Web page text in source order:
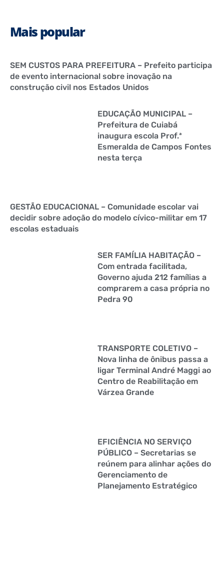
Mais popular
SEM CUSTOS PARA PREFEITURA – Prefeito participa
de evento internacional sobre inovação na
construção civil nos Estados Unidos
EDUCAÇÃO MUNICIPAL –
Prefeitura de Cuiabá
inaugura escola Prof.ª
Esmeralda de Campos Fontes
nesta terça
GESTÃO EDUCACIONAL – Comunidade escolar vai
decidir sobre adoção do modelo cívico-militar em 17
escolas estaduais
SER FAMÍLIA HABITAÇÃO –
Com entrada facilitada,
Governo ajuda 212 famílias a
comprarem a casa própria no
Pedra 90
TRANSPORTE COLETIVO –
Nova linha de ônibus passa a
ligar Terminal André Maggi ao
Centro de Reabilitação em
Várzea Grande
EFICIÊNCIA NO SERVIÇO
PÚBLICO – Secretarias se
reúnem para alinhar ações do
Gerenciamento de
Planejamento Estratégico